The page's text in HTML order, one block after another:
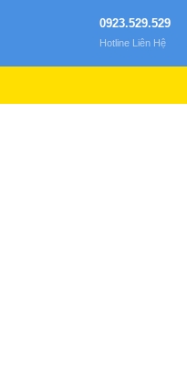
0923.529.529
Hotline Liên Hệ